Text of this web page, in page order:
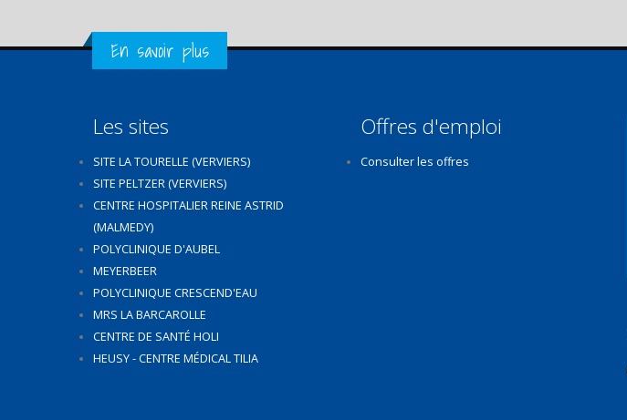
Get in Touch
En savoir plus
Les sites
SITE LA TOURELLE (VERVIERS)
SITE PELTZER (VERVIERS)
CENTRE HOSPITALIER REINE ASTRID
(MALMEDY)
POLYCLINIQUE D'AUBEL
MEYERBEER
POLYCLINIQUE CRESCEND'EAU
MRS LA BARCAROLLE
CENTRE DE SANTÉ HOLI
HEUSY - CENTRE MÉDICAL TILIA
Offres d'emploi
Consulter les offres